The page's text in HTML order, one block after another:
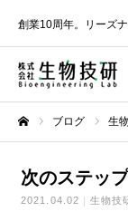
創業10周年。リーズ
ブログ 生
次のステッ
2021.04.02 生物技